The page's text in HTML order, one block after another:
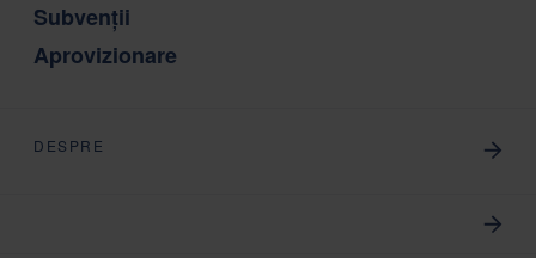
Subvenții
Aprovizionare
DESPRE